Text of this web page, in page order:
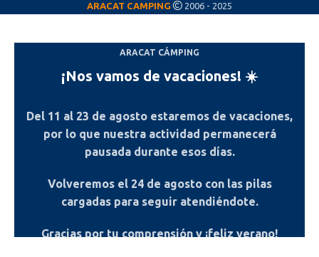
ARACAT CAMPING 2006 - 2025
ARACAT CÁMPING
¡Nos vamos de vacaciones! ☀️
Del 11 al 23 de agosto estaremos de vacaciones,
por lo que nuestra actividad permanecerá
pausada durante esos días.
Volveremos el 24 de agostocon las pilas
cargadas para seguir atendiéndote.
Gracias por tu comprensión y ¡feliz verano!